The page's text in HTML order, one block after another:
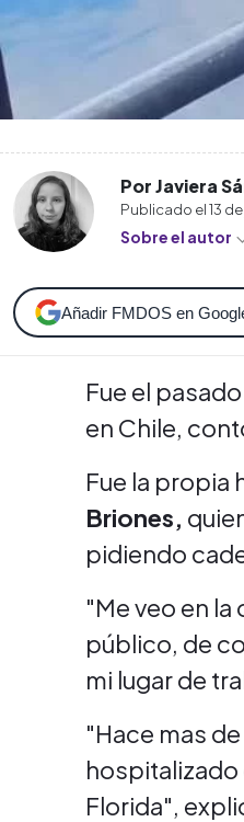
Por Javiera
Publicado el13
Sobre el autor
Añadir FMDOS en
Fue el
en Chile,
Fue la propia
Briones,
pidiendo
"Me veo en
público, de
mi lugar de
"Hace mas
hospitalizado
Florida",